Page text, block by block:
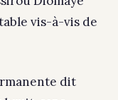
vis-à-vis de
dit